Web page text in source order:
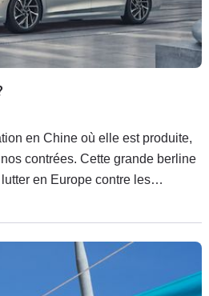
en Chine où elle est produite,
contrées. Cette grande berline
en Europe contre les
qui concerne son tarif, très bien
de trois motorisations, dont
de quelques atouts face à la
Reste à connaître quel est le